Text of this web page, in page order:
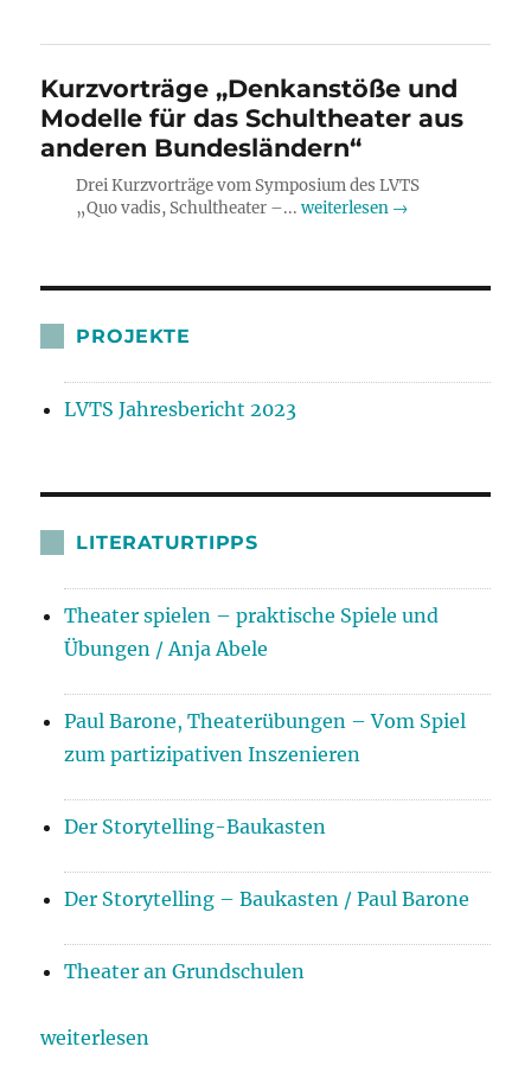
Kurzvorträge „Denkanstöße und
Modelle für das Schultheater aus
anderen Bundesländern“
Drei Kurzvorträge vom Symposium des LVTS
„Quo vadis, Schultheater –... weiterlesen →
PROJEKTE
LVTS Jahresbericht 2023
LITERATURTIPPS
Theater spielen – praktische Spiele und
Übungen / Anja Abele
Paul Barone, Theaterübungen – Vom Spiel
zum partizipativen Inszenieren
Der Storytelling-Baukasten
Der Storytelling – Baukasten / Paul Barone
Theater an Grundschulen
weiterlesen